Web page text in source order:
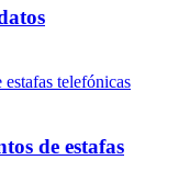
de estafas